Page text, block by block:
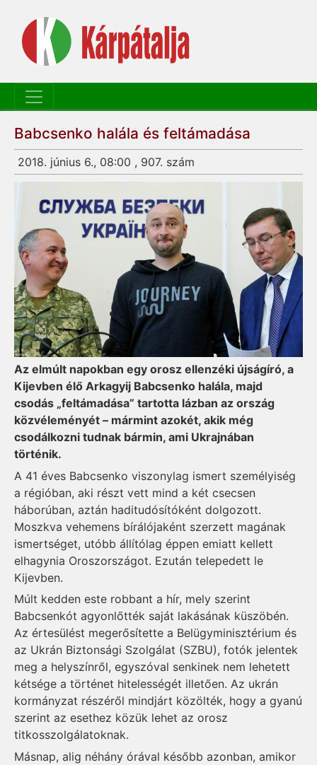
Babcsenko halála és feltámadása
2018. június 6., 08:00 , 907. szám
Az elmúlt napokban egy orosz ellenzéki újságíró, a
Kijevben élő Arkagyij Babcsenko halála, majd
csodás „feltámadása” tartotta lázban az ország
közvéleményét – mármint azokét, akik még
csodálkozni tudnak bármin, ami Ukrajnában
történik.
A 41 éves Babcsenko viszonylag ismert személyiség
a régióban, aki részt vett mind a két csecsen
háborúban, aztán haditudósítóként dolgozott.
Moszkva vehemens bírálójaként szerzett magának
ismertséget, utóbb állítólag éppen emiatt kellett
elhagynia Oroszországot. Ezután telepedett le
Kijevben.
Múlt kedden este robbant a hír, mely szerint
Babcsenkót agyonlőtték saját lakásának küszöbén.
Az értesülést megerősítette a Belügyminisztérium és
az Ukrán Biztonsági Szolgálat (SZBU), fotók jelentek
meg a helyszínről, egyszóval senkinek nem lehetett
kétsége a történet hitelességét illetően. Az ukrán
kormányzat részéről mindjárt közölték, hogy a gyanú
szerint az esethez közük lehet az orosz
titkosszolgálatoknak.
Másnap, alig néhány órával később azonban, amikor